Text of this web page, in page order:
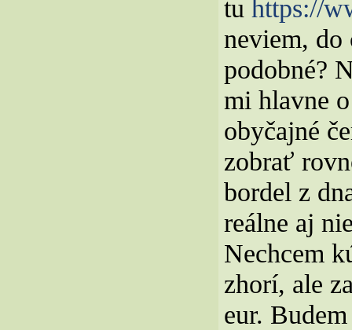
tu https://
neviem, do
podobné?
mi hlavne
obyčajné
zobrať
bordel z
reálne aj
Nechcem
zhorí, ale
eur.